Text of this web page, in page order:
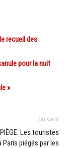
recueil des
pour la nuit
»
Suivant
Les touristes
piégés par les